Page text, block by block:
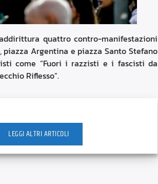
quattro contro-manifestazioni
Argentina e piazza Santo Stefano
come “Fuori i razzisti e i fascisti da
Riflesso”.
LEGGI ALTRI ARTICOLI